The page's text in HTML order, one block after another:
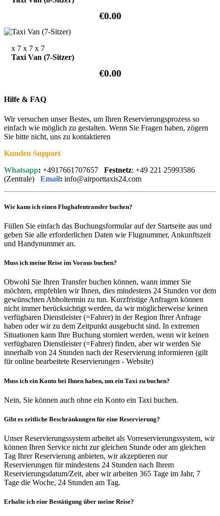
€0.00
x 7 x 7 x 7
Taxi Van (7-Sitzer)
€0.00
Hilfe & FAQ
Wir versuchen unser Bestes, um Ihren Reservierungsprozess so
einfach wie möglich zu gestalten. Wenn Sie Fragen haben, zögern
Sie bitte nicht, uns zu kontaktieren
Kunden Support
Whatsapp: +4917661707657 Festnetz: +49 221 25993586
(Zentrale) Email: info@airporttaxis24.com
Wie kann ich einen Flughafentransfer buchen?
Füllen Sie einfach das Buchungsformular auf der Startseite aus und
geben Sie alle erforderlichen Daten wie Flugnummer, Ankunftszeit
und Handynummer an.
Muss ich meine Reise im Voraus buchen?
Obwohl Sie Ihren Transfer buchen können, wann immer Sie
möchten, empfehlen wir Ihnen, dies mindestens 24 Stunden vor dem
gewünschten Abholtermin zu tun. Kurzfristige Anfragen können
nicht immer berücksichtigt werden, da wir möglicherweise keinen
verfügbaren Dienstleister (=Fahrer) in der Region Ihrer Anfrage
haben oder wir zu dem Zeitpunkt ausgebucht sind. In extremen
Situationen kann Ihre Buchung storniert werden, wenn wir keinen
verfügbaren Dienstleister (=Fahrer) finden, aber wir werden Sie
innerhalb von 24 Stunden nach der Reservierung informieren (gilt
für online bearbeitete Reservierungen - Website)
Muss ich ein Konto bei Ihnen haben, um ein Taxi zu buchen?
Nein, Sie können auch ohne ein Konto ein Taxi buchen.
Gibt es zeitliche Beschränkungen für eine Reservierung?
Unser Reservierungssystem arbeitet als Vorreservierungssystem, wir
können Ihren Service nicht zur gleichen Stunde oder am gleichen
Tag Ihrer Reservierung anbieten, wir akzeptieren nur
Reservierungen für mindestens 24 Stunden nach Ihrem
Reservierungsdatum/Zeit, aber wir arbeiten 365 Tage im Jahr, 7
Tage die Woche, 24 Stunden am Tag.
Erhalte ich eine Bestätigung über meine Reise?